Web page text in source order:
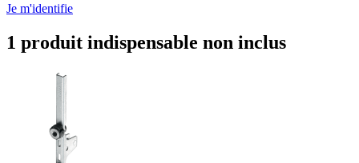
Je m'identifie
1 produit indispensable non inclus